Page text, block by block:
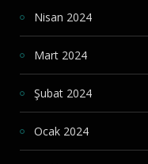
Nisan 2024
Mart 2024
Şubat 2024
Ocak 2024